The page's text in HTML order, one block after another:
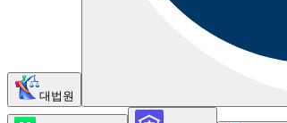
대법원